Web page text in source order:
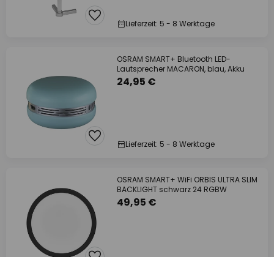
Lieferzeit: 5 - 8 Werktage
OSRAM SMART+ Bluetooth LED-
Lautsprecher MACARON, blau, Akku
24,95 €
Lieferzeit: 5 - 8 Werktage
OSRAM SMART+ WiFi ORBIS ULTRA SLIM
BACKLIGHT schwarz 24 RGBW
49,95 €